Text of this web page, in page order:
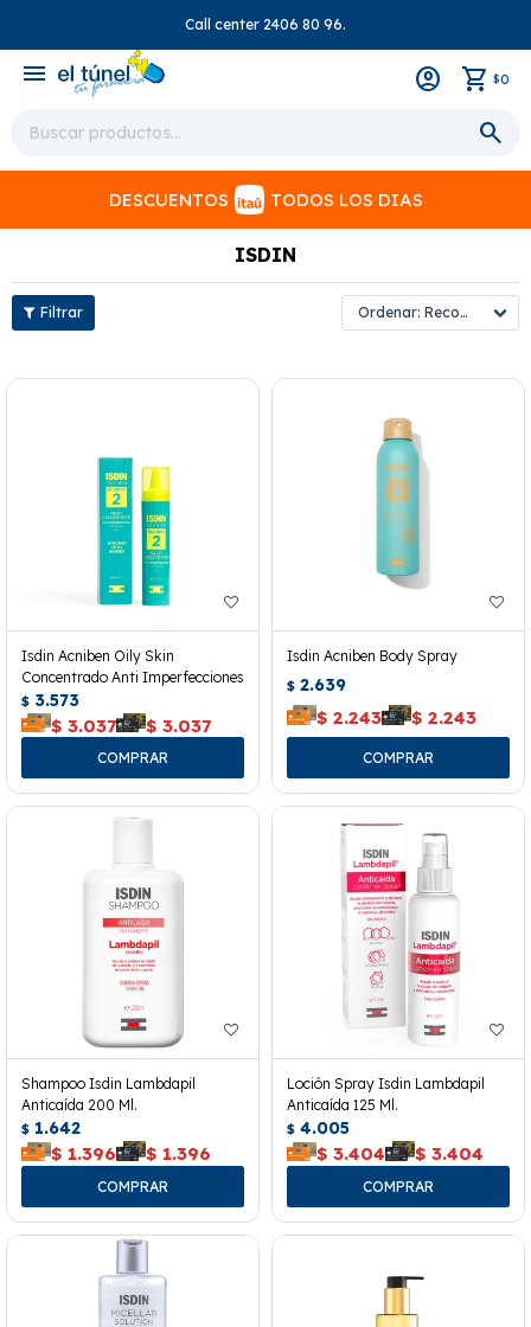
Call center 2406 80 96.
menu $0
DESCUENTOS TODOS LOS DIAS
ISDIN
Recomendados
Isdin Acniben Oily Skin
Concentrado Anti Imperfecciones
$ 3.573
$ 3.037 $ 3.037
Isdin Acniben Body Spray
$ 2.639
$ 2.243 $ 2.243
Shampoo Isdin Lambdapil
Anticaída 200 Ml.
$ 1.642
$ 1.396 $ 1.396
Loción Spray Isdin Lambdapil
Anticaída 125 Ml.
$ 4.005
$ 3.404 $ 3.404
close